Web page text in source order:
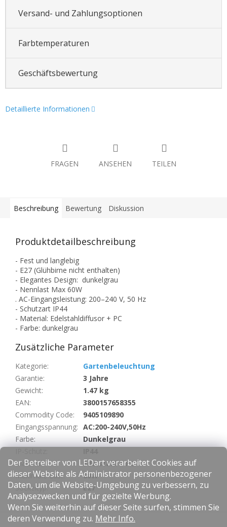
Der Betreiber von LEDart verarbeitet Cookies auf
dieser Website als Administrator personenbezogener
Daten, um die Website-Umgebung zu verbessern, zu
Analysezwecken und für gezielte Werbung.
Wenn Sie weiterhin auf dieser Seite surfen, stimmen Sie
deren Verwendung zu. Mehr Info.
Versand- und Zahlungsoptionen
Farbtemperaturen
Geschäftsbewertung
Detaillierte Informationen
FRAGEN ANSEHEN TEILEN
Beschreibung Bewertung Diskussion
Produktdetailbeschreibung
- Fest und langlebig
- E27 (Glühbirne nicht enthalten)
- Elegantes Design: dunkelgrau
- Nennlast Max 60W
. AC-Eingangsleistung: 200–240 V, 50 Hz
- Schutzart IP44
- Material: Edelstahldiffusor + PC
- Farbe: dunkelgrau
Zusätzliche Parameter
Kategorie:
Gartenbeleuchtung
Garantie:
3 Jahre
Gewicht:
1.47 kg
EAN:
3800157658355
Commodity Code:
9405109890
Eingangsspannung: AC:200-240V,50Hz
Farbe:
Dunkelgrau
Material:
Edelstahl + PC
Maximale Last
60W
Sockeltyp
E27